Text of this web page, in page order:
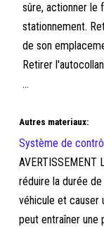
sûre, actionner le
stationnement.
de son
Retirer
...
Autres materiaux:
Système de
réduire la durée
véhicule et causer
peut entraîner une